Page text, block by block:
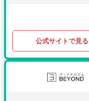
公式サイトで見る